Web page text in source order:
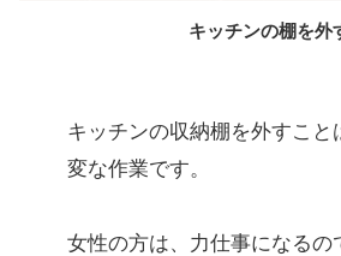
キッチンの棚を外
キッチンの収納棚を外すこと
変な作業です。
女性の方は、力仕事になるの